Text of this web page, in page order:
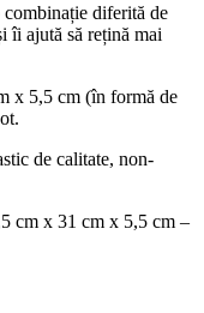
combinație diferită de
îi ajută să rețină mai
x 5,5 cm (în formă de
de calitate, non-
cm x 31 cm x 5,5 cm –